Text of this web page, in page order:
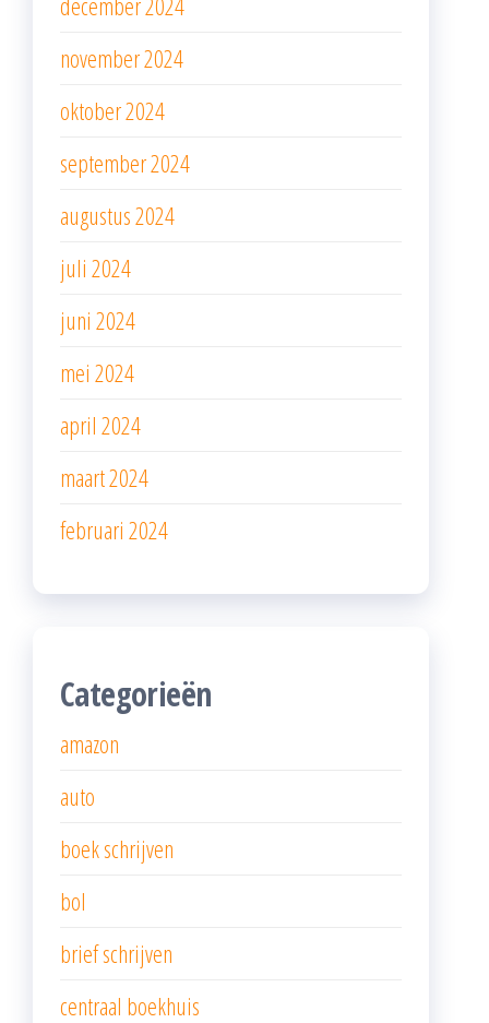
november 2024
oktober 2024
september 2024
augustus 2024
juli 2024
juni 2024
mei 2024
april 2024
maart 2024
februari 2024
Categorieën
amazon
auto
boek schrijven
bol
brief schrijven
centraal boekhuis